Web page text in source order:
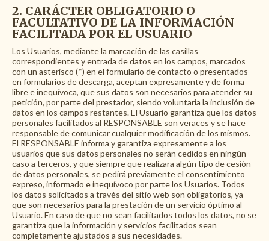
2. CARÁCTER OBLIGATORIO O
FACULTATIVO DE LA INFORMACIÓN
FACILITADA POR EL USUARIO
Los Usuarios, mediante la marcación de las casillas
correspondientes y entrada de datos en los campos, marcados
con un asterisco (*) en el formulario de contacto o presentados
en formularios de descarga, aceptan expresamente y de forma
libre e inequívoca, que sus datos son necesarios para atender su
petición, por parte del prestador, siendo voluntaria la inclusión de
datos en los campos restantes. El Usuario garantiza que los datos
personales facilitados al RESPONSABLE son veraces y se hace
responsable de comunicar cualquier modificación de los mismos.
El RESPONSABLE informa y garantiza expresamente a los
usuarios que sus datos personales no serán cedidos en ningún
caso a terceros, y que siempre que realizara algún tipo de cesión
de datos personales, se pedirá previamente el consentimiento
expreso, informado e inequívoco por parte los Usuarios. Todos
los datos solicitados a través del sitio web son obligatorios, ya
que son necesarios para la prestación de un servicio óptimo al
Usuario. En caso de que no sean facilitados todos los datos, no se
garantiza que la información y servicios facilitados sean
completamente ajustados a sus necesidades.